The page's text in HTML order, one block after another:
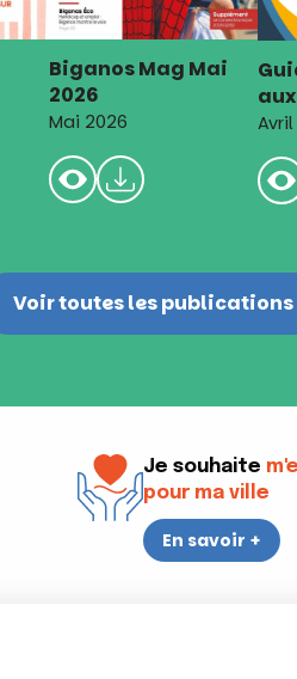
Biganos Mag Mai
2026
Mai 2026
Voir toutes les publications
Je souhaite
pour ma ville
En savoir +